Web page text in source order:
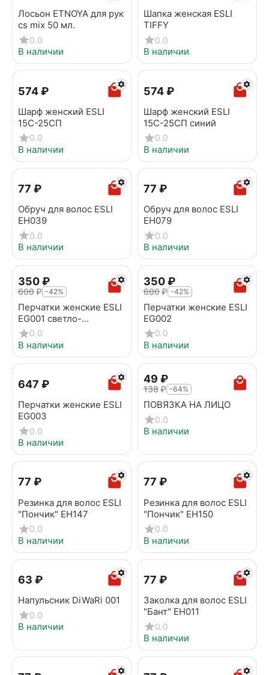
Лосьон ETNOYA для рук
cs mix 50 мл.
0.0
В наличии
Шапка женская ESLI
TIFFY
0.0
В наличии
‍574‍₽
Шарф женский ESLI
15С-25СП
0.0
В наличии
‍574‍₽
Шарф женский ESLI
15С-25СП синий
0.0
В наличии
‍77‍ ₽
Обруч для волос ESLI
EH039
0.0
В наличии
‍77‍ ₽
Обруч для волос ESLI
EH079
0.0
В наличии
‍350‍₽
‍600‍₽ -42%
Перчатки женские ESLI
EG001 светло-
коричневый
0.0
В наличии
‍350‍₽
‍600‍₽ -42%
Перчатки женские ESLI
EG002
0.0
В наличии
‍647‍ ₽
Перчатки женские ESLI
EG003
0.0
В наличии
‍49‍ ₽
‍138‍₽ -64%
ПОВЯЗКА НА ЛИЦО
0.0
В наличии
‍77‍ ₽
Резинка для волос ESLI
"Пончик" EH147
0.0
В наличии
‍77‍ ₽
Резинка для волос ESLI
"Пончик" EH150
0.0
В наличии
‍63‍ ₽
Напульсник DiWaRi 001
0.0
В наличии
‍77‍ ₽
Заколка для волос ESLI
"Бант" EH011
0.0
В наличии